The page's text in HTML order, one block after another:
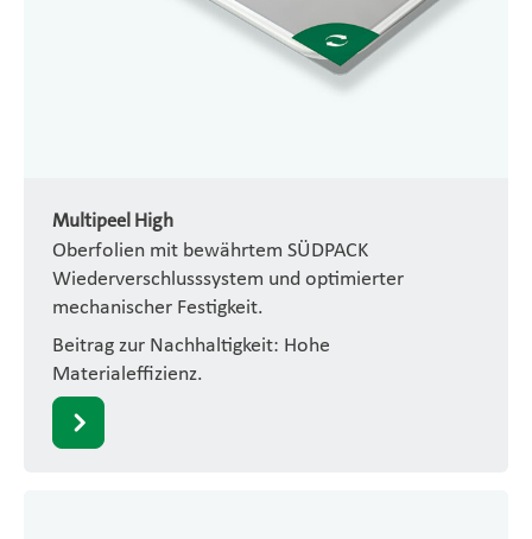
Multipeel High
Oberfolien mit bewährtem SÜDPACK
Wiederverschlusssystem und optimierter
mechanischer Festigkeit.
Beitrag zur Nachhaltigkeit: Hohe
Materialeffizienz.